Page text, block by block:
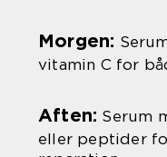
Morgen:
vitamin C for
Aften: Serum
eller peptider